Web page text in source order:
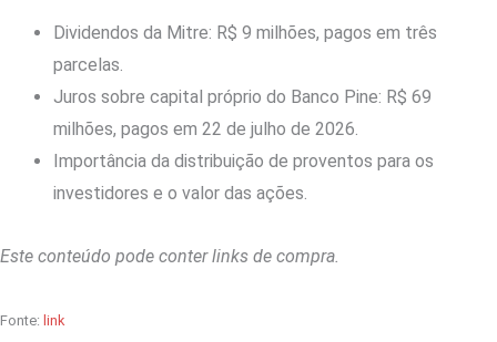
Dividendos da Mitre: R$ 9 milhões, pagos em três
parcelas.
Juros sobre capital próprio do Banco Pine: R$ 69
milhões, pagos em 22 de julho de 2026.
Importância da distribuição de proventos para os
investidores e o valor das ações.
Este conteúdo pode conter links de compra.
Fonte: link